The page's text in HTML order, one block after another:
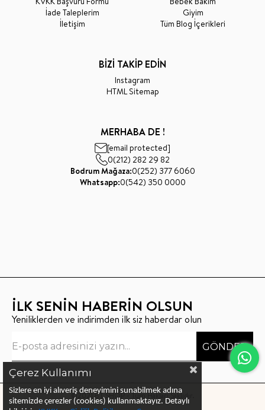
İade Taleplerim
İletişim
Giyim
Tüm Blog İçerikleri
BİZİ TAKİP EDİN
Instagram
HTML Sitemap
MERHABA DE !
[email protected]
0(212) 282 29 82
Bodrum Mağaza:0(252) 377 6060
Whatsapp:0(542) 350 0000
İLK SENİN HABERİN OLSUN
Yeniliklerden ve indirimden ilk siz haberdar olun
GÖNDER
©2021 BT SHOP - Tüm Hakları Saklıdır.
Çerez Kullanımı
Sizlere en iyi alıveriş deneyimini sunabilmek adına
sitemizde çerezler (cookies) kullanmaktayız. Detaylı